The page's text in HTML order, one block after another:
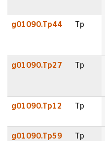
g01090.Tp44 Tp
g01090.Tp27 Tp
g01090.Tp12 Tp
g01090.Tp59 Tp